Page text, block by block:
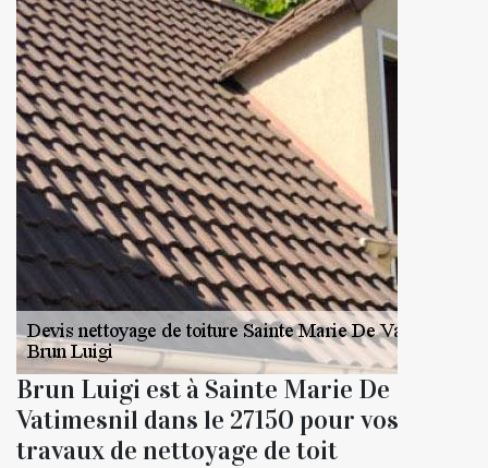
Brun Luigi est à Sainte Marie De
Vatimesnil dans le 27150 pour vos
travaux de nettoyage de toit